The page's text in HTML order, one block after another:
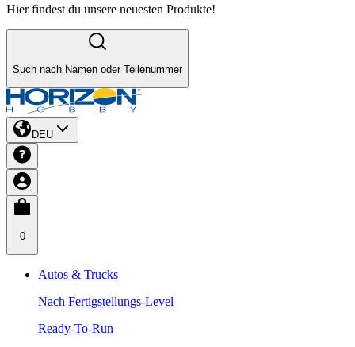
Hier findest du unsere neuesten Produkte!
Such nach Namen oder Teilenummer
DEU
0
Autos & Trucks
Nach Fertigstellungs-Level
Ready-To-Run